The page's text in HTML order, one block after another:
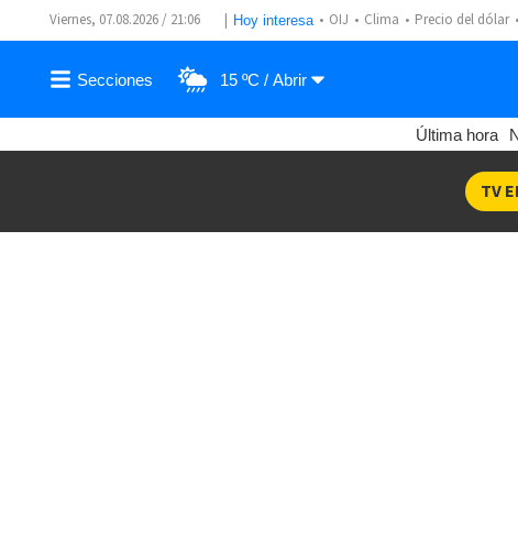
Viernes, 07.08.2026 / 21:06 Hoy interesa OIJ Clima Precio del dólar
15 ºC
Última hora
TV